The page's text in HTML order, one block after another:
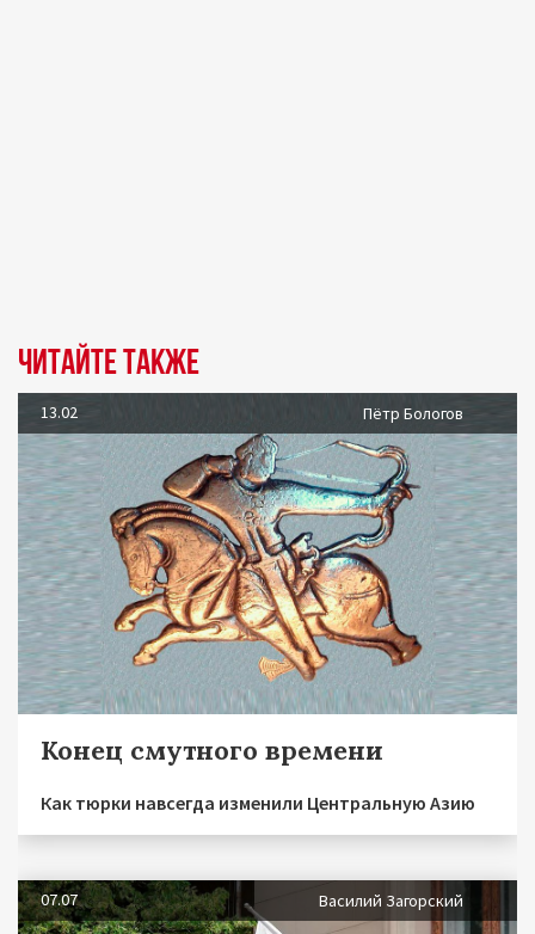
Читайте также
13.02 Пётр Бологов
Конец смутного времени
Как тюрки навсегда изменили Центральную Азию
07.07 Василий Загорский